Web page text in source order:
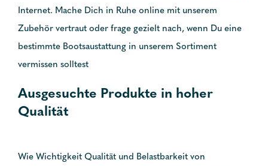
Internet. Mache Dich in Ruhe online mit unserem
Zubehör vertraut oder frage gezielt nach, wenn Du eine
bestimmte Bootsaustattung in unserem Sortiment
vermissen solltest
Ausgesuchte Produkte in hoher
Qualität
Wie Wichtigkeit Qualität und Belastbarkeit von